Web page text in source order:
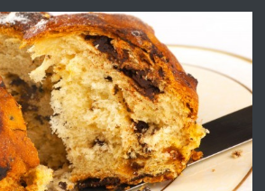
преди 1 година
Работа за общи работници
преди 1 година